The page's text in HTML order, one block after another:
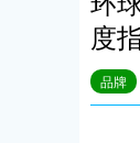
度
品牌